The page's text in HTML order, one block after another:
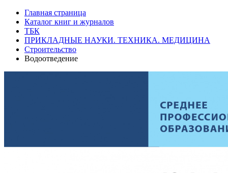
Главная страница
Каталог книг и журналов
ТБК
ПРИКЛАДНЫЕ НАУКИ. ТЕХНИКА. МЕДИЦИНА
Строительство
Водоотведение